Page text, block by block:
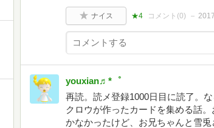
ナイス ★4 コメント(0)
youxian♬*゜
再読。読メ登録1000日目に読了。
クロウが作ったカードを集める話
かなかったけど、お兄ちゃんと雪兎